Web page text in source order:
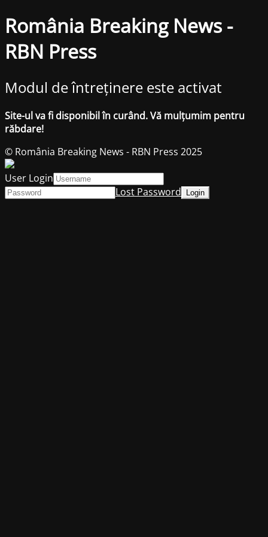
România Breaking News -
RBN Press
Modul de întreținere este activat
Site-ul va fi disponibil în curând. Vă mulțumim pentru
răbdare!
© România Breaking News - RBN Press 2025
User Login
Lost Password